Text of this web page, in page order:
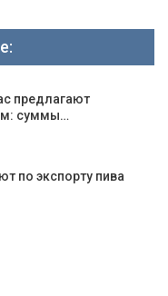
предлагают
суммы…
по экспорту пива